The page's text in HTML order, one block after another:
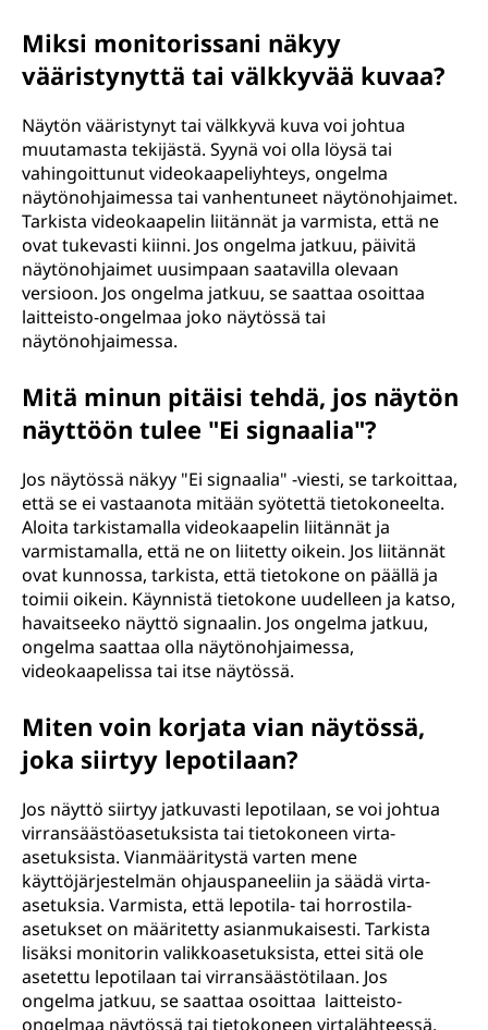
Miksi monitorissani näkyy
vääristynyttä tai välkkyvää kuvaa?
Näytön vääristynyt tai välkkyvä kuva voi johtua
muutamasta tekijästä. Syynä voi olla löysä tai
vahingoittunut videokaapeliyhteys, ongelma
näytönohjaimessa tai vanhentuneet näytönohjaimet.
Tarkista videokaapelin liitännät ja varmista, että ne
ovat tukevasti kiinni. Jos ongelma jatkuu, päivitä
näytönohjaimet uusimpaan saatavilla olevaan
versioon. Jos ongelma jatkuu, se saattaa osoittaa
laitteisto-ongelmaa joko näytössä tai
näytönohjaimessa.
Mitä minun pitäisi tehdä, jos näytön
näyttöön tulee "Ei signaalia"?
Jos näytössä näkyy "Ei signaalia" -viesti, se tarkoittaa,
että se ei vastaanota mitään syötettä tietokoneelta.
Aloita tarkistamalla videokaapelin liitännät ja
varmistamalla, että ne on liitetty oikein. Jos liitännät
ovat kunnossa, tarkista, että tietokone on päällä ja
toimii oikein. Käynnistä tietokone uudelleen ja katso,
havaitseeko näyttö signaalin. Jos ongelma jatkuu,
ongelma saattaa olla näytönohjaimessa,
videokaapelissa tai itse näytössä.
Miten voin korjata vian näytössä,
joka siirtyy lepotilaan?
Jos näyttö siirtyy jatkuvasti lepotilaan, se voi johtua
virransäästöasetuksista tai tietokoneen virta-
asetuksista. Vianmääritystä varten mene
käyttöjärjestelmän ohjauspaneeliin ja säädä virta-
asetuksia. Varmista, että lepotila- tai horrostila-
asetukset on määritetty asianmukaisesti. Tarkista
lisäksi monitorin valikkoasetuksista, ettei sitä ole
asetettu lepotilaan tai virransäästötilaan. Jos
ongelma jatkuu, se saattaa osoittaa laitteisto-
ongelmaa näytössä tai tietokoneen virtalähteessä.